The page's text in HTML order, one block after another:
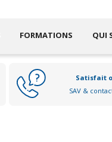
FORMATIONS QUI
Satisfait
SAV &